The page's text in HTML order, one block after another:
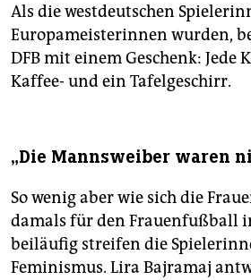
Als die westdeutschen
Europameisterinnen wurden,
DFB mit einem Geschenk: Jede
Kaffee- und ein Tafelgeschirr.
„Die Mannsweiber waren
So wenig aber wie sich die
damals für den Frauenfußball
beiläufig streifen die
Feminismus. Lira Bajramaj